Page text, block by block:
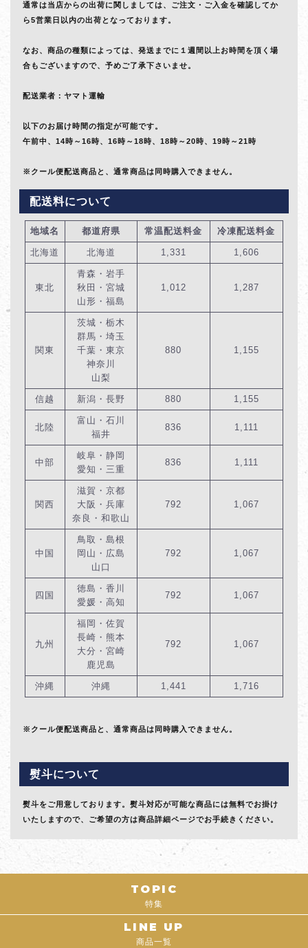
通常は当店からの出荷に関しましては、ご注文・ご入金を確認してか
ら5営業日以内の出荷となっております。
なお、商品の種類によっては、発送までに１週間以上お時間を頂く場
合もございますので、予めご了承下さいませ。
配送業者：ヤマト運輸
以下のお届け時間の指定が可能です。
午前中、14時～16時、16時～18時、18時～20時、19時～21時
※クール便配送商品と、通常商品は同時購入できません。
配送料について
地域名 都道府県 常温配送料金 冷凍配送料金
北海道 北海道 1,331 1,606
東北
青森・岩手
秋田・宮城
山形・福島
1,012 1,287
関東
茨城・栃木
群馬・埼玉
千葉・東京
神奈川
山梨
880 1,155
信越 新潟・長野 880 1,155
北陸
富山・石川
福井
836 1,111
中部
岐阜・静岡
愛知・三重
836 1,111
関西
滋賀・京都
大阪・兵庫
奈良・和歌山
792 1,067
中国
鳥取・島根
岡山・広島
山口
792 1,067
四国
徳島・香川
愛媛・高知
792 1,067
九州
福岡・佐賀
長崎・熊本
大分・宮崎
鹿児島
792 1,067
沖縄 沖縄 1,441 1,716
※クール便配送商品と、通常商品は同時購入できません。
熨斗について
熨斗をご用意しております。熨斗対応が可能な商品には無料でお掛け
いたしますので、ご希望の方は商品詳細ページでお手続きください。
TOPIC
特集
LINE UP
商品一覧